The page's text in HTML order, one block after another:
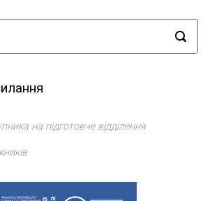
на підготовче відділення